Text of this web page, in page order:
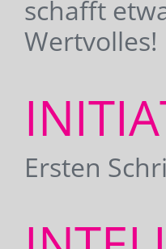
schafft
Wertvolles!
Ersten